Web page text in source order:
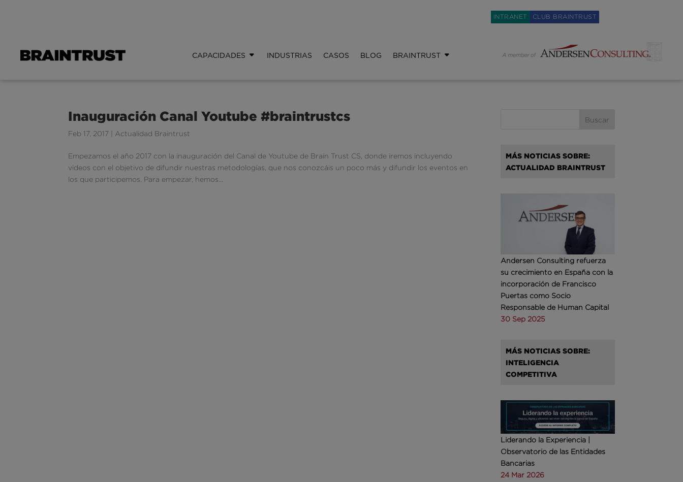
INTRANET CLUB BRAINTRUST
CAPACIDADES INDUSTRIAS CASOS BLOG BRAINTRUST
Inauguración Canal Youtube #braintrustcs
Feb 17, 2017 Actualidad Braintrust
Empezamos el año 2017 con la inauguración del Canal de Youtube de Brain Trust CS, donde iremos incluyendo
videos con el objetivo de difundir nuestras metodologías, que nos conozcáis un poco más y difundir los eventos en
los que participemos. Para empezar, hemos...
MÁS NOTICIAS SOBRE:
ACTUALIDAD BRAINTRUST
Andersen Consulting refuerza
su crecimiento en España con la
incorporación de Francisco
Puertas como Socio
Responsable de Human Capital
30 Sep 2025
MÁS NOTICIAS SOBRE:
INTELIGENCIA
COMPETITIVA
Liderando la Experiencia |
Observatorio de las Entidades
Bancarias
24 Mar 2026